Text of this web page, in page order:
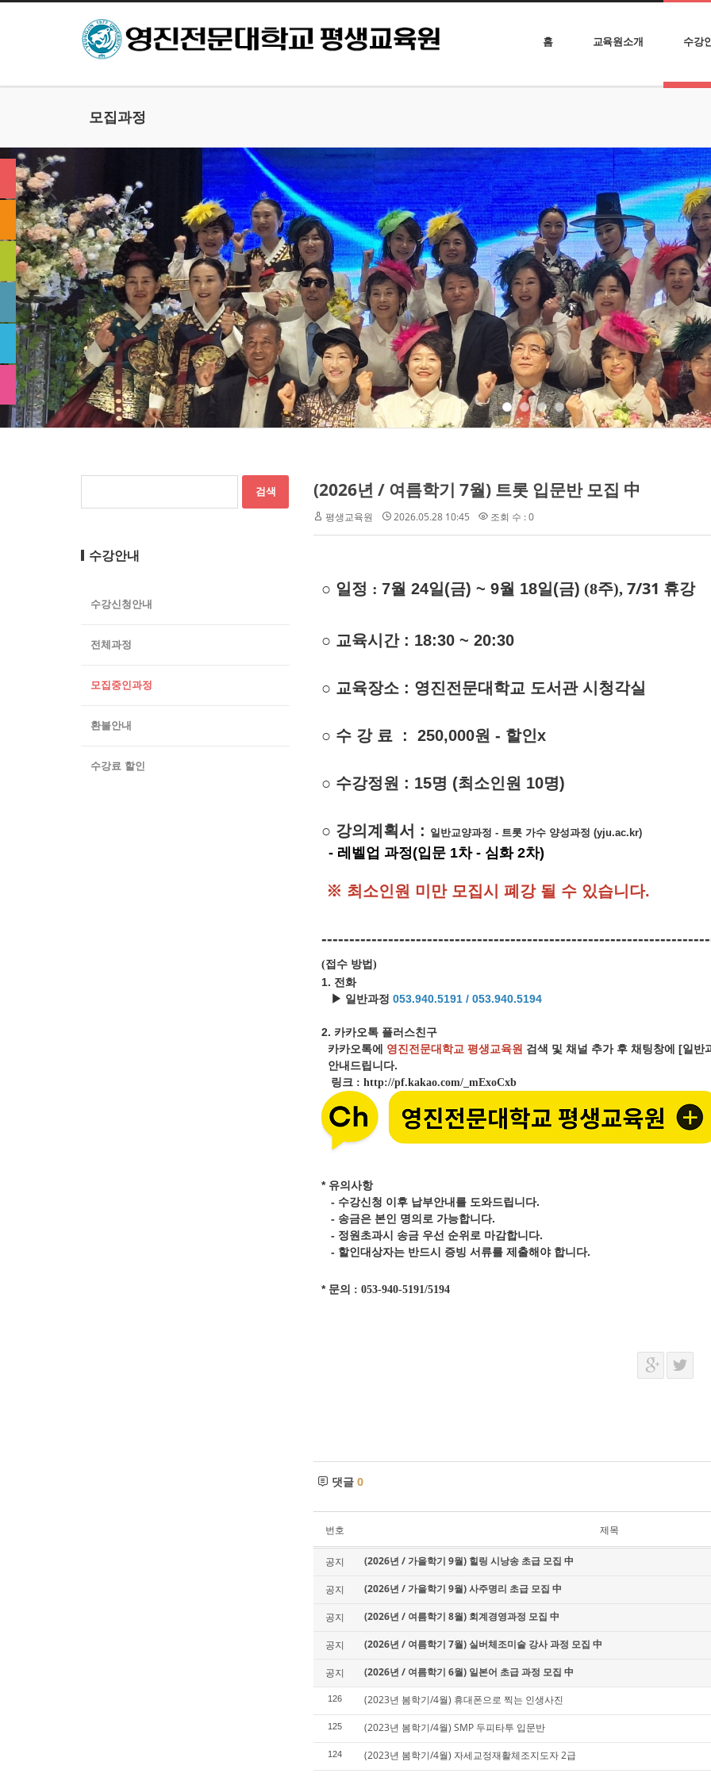
홈 교육원소개 수강
모집과정
(2026년 / 여름학기 7월) 트롯 입문반 모집 中
평생교육원 2026.05.28 10:45 조회 수 : 0
○ 일정 : 7월 24일(금) ~ 9월 18일(금) (8주), 7/31 휴강
○ 교육시간 : 18:30 ~ 20:30
○ 교육장소 : 영진전문대학교 도서관 시청각실
○ 수 강 료 : 250,000원 - 할인x
○ 수강정원 : 15명 (최소인원 10명)
○ 강의계획서 : 일반교양과정 - 트롯 가수 양성과정 (yju.ac.kr)
- 레벨업 과정(입문 1차 - 심화 2차)
※ 최소인원 미만 모집시 폐강 될 수 있습니다.
(접수 방법 )
1. 전화
▶ 일반과정 053.940.5191 / 053.940.5194
2. 카카오톡 플러스친구
카카오톡에 영진전문대학교 평생교육원 검색 및 채널 추가 후 채팅창에 [일반
안내드립니다.
링크 : http://pf.kakao.com/_mExoCxb
* 유의사항
- 수강신청 이후 납부안내를 도와드립니다.
- 송금은 본인 명의로 가능합니다.
- 정원초과시 송금 우선 순위로 마감합니다.
- 할인대상자는 반드시 증빙 서류를 제출해야 합니다.
* 문의 : 053-940-5191/5194
댓글 0
번호 제목
공지 (2026년 / 가을학기 9월) 힐링 시낭송 초급 모집 中
공지 (2026년 / 가을학기 9월) 사주명리 초급 모집 中
공지 (2026년 / 여름학기 8월) 회계경영과정 모집 中
공지 (2026년 / 여름학기 7월) 실버체조미술 강사 과정 모집 中
공지 (2026년 / 여름학기 6월) 일본어 초급 과정 모집 中
126 (2023년 봄학기/4월) 휴대폰으로 찍는 인생사진
125 (2023년 봄학기/4월) SMP 두피타투 입문반
124 (2023년 봄학기/4월) 자세교정재활체조지도자 2급
수강안내
수강신청안내
전체과정
모집중인과정
환불안내
수강료 할인